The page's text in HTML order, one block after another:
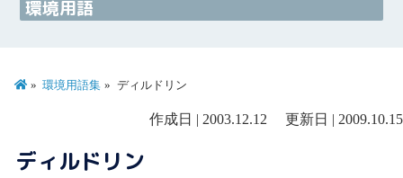
環境用語
環境用語集 ディルドリン
作成日 | 2003.12.12 更新日 | 2009.10.15
ディルドリン